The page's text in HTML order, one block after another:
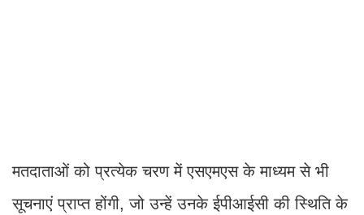
मतदाताओं को प्रत्येक चरण में एसएमएस के माध्यम से भी
सूचनाएं प्राप्त होंगी, जो उन्हें उनके ईपीआईसी की स्थिति के